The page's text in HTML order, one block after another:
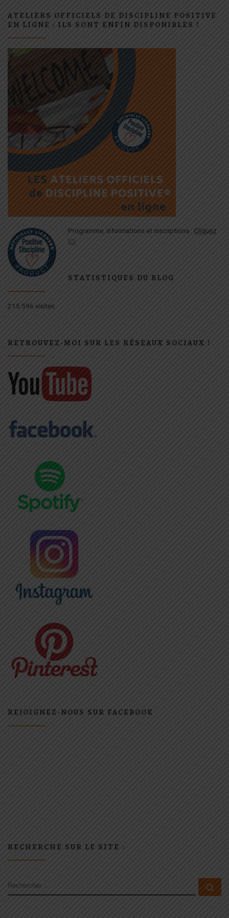
ATELIERS OFFICIELS DE DISCIPLINE POSITIVE
EN LIGNE : ILS SONT ENFIN DISPONIBLES !
Programme, informations et inscriptions : Cliquez
ICI
STATISTIQUES DU BLOG
215 596 visites
RETROUVEZ-MOI SUR LES RÉSEAUX SOCIAUX !
REJOIGNEZ-NOUS SUR FACEBOOK
RECHERCHE SUR LE SITE :
RECHERCHER